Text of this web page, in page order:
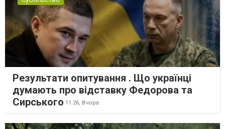
Результати опитування . Що українці
думають про відставку Федорова та
Сирського 11:26, Вчора